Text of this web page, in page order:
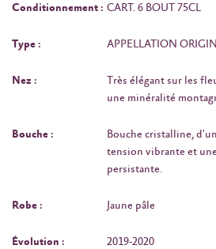
Conditionnement : CART. 6 BOUT 75CL
Type : APPELLATION
Nez :
Très élégant sur les
une minéralité
Bouche :
Bouche cristalline,
tension vibrante et
persistante.
Robe : Jaune pâle
Évolution : 2019-2020